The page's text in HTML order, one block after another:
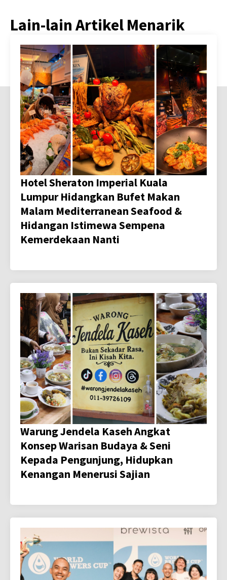
Lain-lain Artikel Menarik
Hotel Sheraton Imperial Kuala
Lumpur Hidangkan Bufet Makan
Malam Mediterranean Seafood &
Hidangan Istimewa Sempena
Kemerdekaan Nanti
Warung Jendela Kaseh Angkat
Konsep Warisan Budaya & Seni
Kepada Pengunjung, Hidupkan
Kenangan Menerusi Sajian